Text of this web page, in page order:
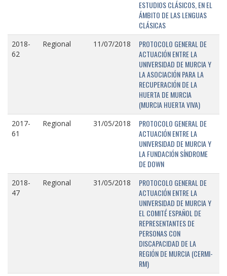
ESTUDIOS CLÁSICOS, EN EL
ÁMBITO DE LAS LENGUAS
CLÁSICAS
2018-
62
Regional 11/07/2018
PROTOCOLO GENERAL DE
ACTUACIÓN ENTRE LA
UNIVERSIDAD DE MURCIA Y
LA ASOCIACIÓN PARA LA
RECUPERACIÓN DE LA
HUERTA DE MURCIA
(MURCIA HUERTA VIVA)
2017-
61
Regional 31/05/2018
PROTOCOLO GENERAL DE
ACTUACIÓN ENTRE LA
UNIVERSIDAD DE MURCIA Y
LA FUNDACIÓN SÍNDROME
DE DOWN
2018-
47
Regional 31/05/2018
PROTOCOLO GENERAL DE
ACTUACIÓN ENTRE LA
UNIVERSIDAD DE MURCIA Y
EL COMITÉ ESPAÑOL DE
REPRESENTANTES DE
PERSONAS CON
DISCAPACIDAD DE LA
REGIÓN DE MURCIA (CERMI-
RM)